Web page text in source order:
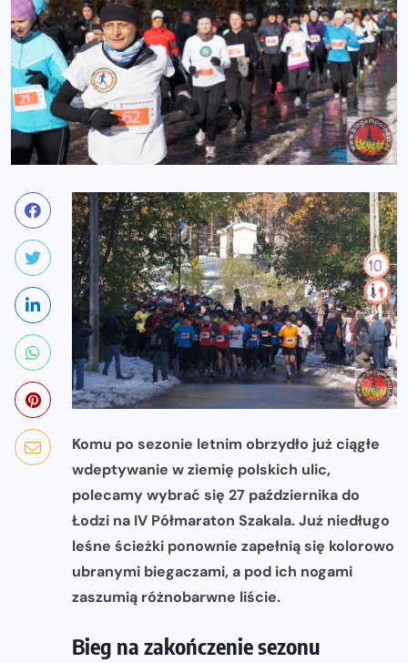
Komu po sezonie letnim obrzydło już ciągłe
wdeptywanie w ziemię polskich ulic,
polecamy wybrać się 27 października do
Łodzi na IV Półmaraton Szakala. Już niedługo
leśne ścieżki ponownie zapełnią się kolorowo
ubranymi biegaczami, a pod ich nogami
zaszumią różnobarwne liście.
Bieg na zakończenie sezonu